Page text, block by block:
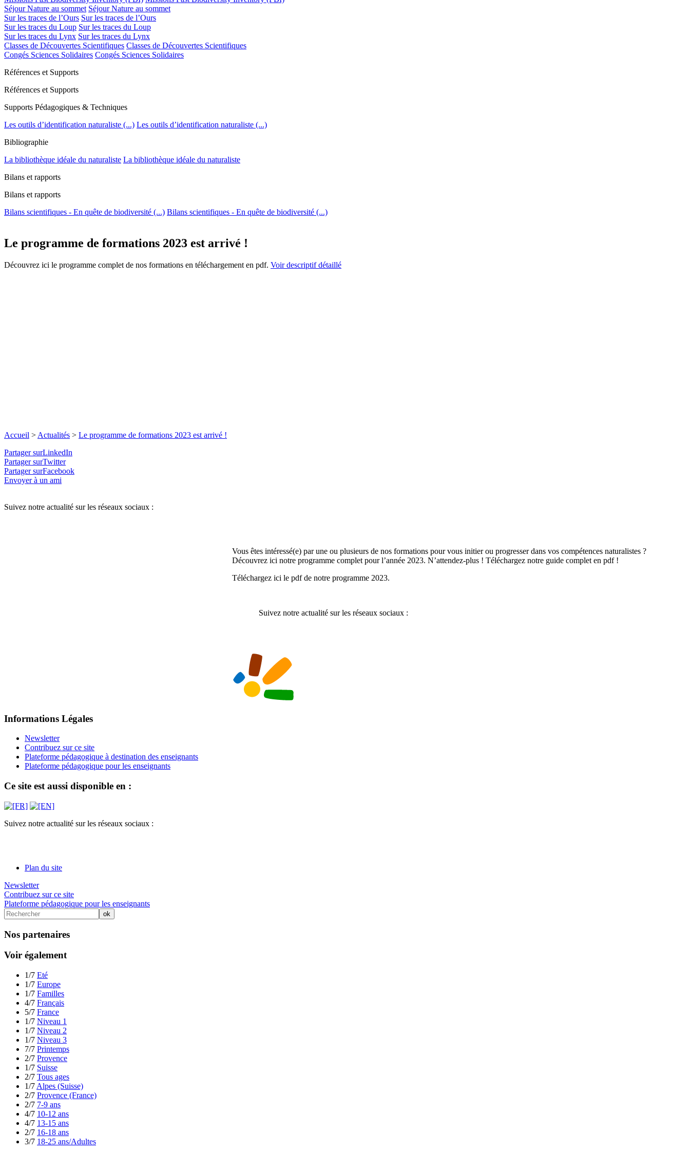
Séjour Nature au sommet Séjour Nature au sommet
Sur les traces de l’Ours Sur les traces de l’Ours
Sur les traces du Loup Sur les traces du Loup
Sur les traces du Lynx Sur les traces du Lynx
Classes de Découvertes Scientifiques Classes de Découvertes Scientifiques
Congés Sciences Solidaires Congés Sciences Solidaires
Références et Supports
Références et Supports
Supports Pédagogiques & Techniques
Les outils d’identification naturaliste (...) Les outils d’identification naturaliste (...)
Bibliographie
La bibliothèque idéale du naturaliste La bibliothèque idéale du naturaliste
Bilans et rapports
Bilans et rapports
Bilans scientifiques - En quête de biodiversité (...) Bilans scientifiques - En quête de biodiversité (...)
Le programme de formations 2023 est arrivé !
Découvrez ici le programme complet de nos formations en téléchargement en pdf. Voir descriptif détaillé
Accueil > Actualités > Le programme de formations 2023 est arrivé !
Partager surLinkedIn
Partager surTwitter
Partager surFacebook
Envoyer à un ami
Suivez notre actualité sur les réseaux sociaux :
Vous êtes intéressé(e) par une ou plusieurs de nos formations pour vous initier ou progresser dans vos compétences naturalistes ?
Découvrez ici notre programme complet pour l’année 2023. N’attendez-plus ! Téléchargez notre guide complet en pdf !
Téléchargez ici le pdf de notre programme 2023.
Suivez notre actualité sur les réseaux sociaux :
Informations Légales
Newsletter
Contribuez sur ce site
Plateforme pédagogique à destination des enseignants
Plateforme pédagogique pour les enseignants
Ce site est aussi disponible en :
Suivez notre actualité sur les réseaux sociaux :
Plan du site
Newsletter
Contribuez sur ce site
Plateforme pédagogique pour les enseignants
Nos partenaires
Voir également
1/7 Eté
1/7 Europe
1/7 Familles
4/7 Français
5/7 France
1/7 Niveau 1
1/7 Niveau 2
1/7 Niveau 3
7/7 Printemps
2/7 Provence
1/7 Suisse
2/7 Tous ages
1/7 Alpes (Suisse)
2/7 Provence (France)
2/7 7-9 ans
4/7 10-12 ans
4/7 13-15 ans
2/7 16-18 ans
3/7 18-25 ans/Adultes